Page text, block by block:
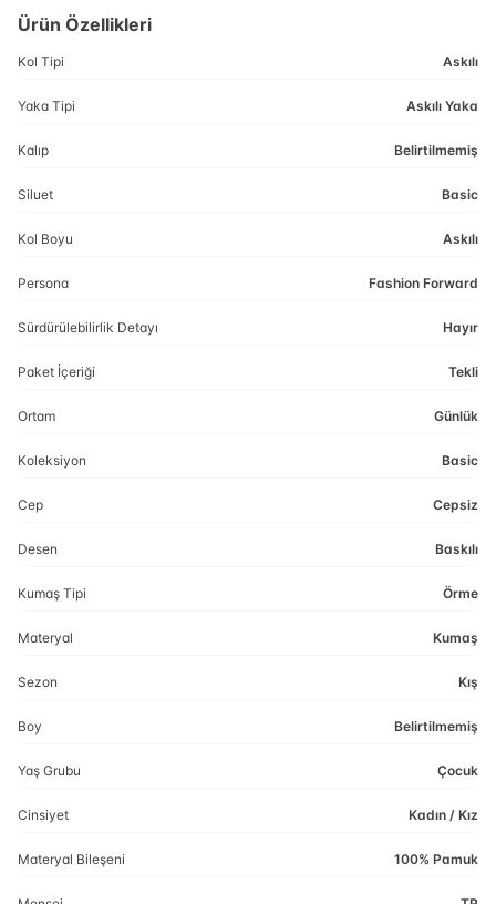
Ürün Özellikleri
Kol Tipi Askılı
Yaka Tipi Askılı Yaka
Kalıp Belirtilmemiş
Siluet Basic
Kol Boyu Askılı
Persona Fashion Forward
Sürdürülebilirlik Detayı Hayır
Paket İçeriği Tekli
Ortam Günlük
Koleksiyon Basic
Cep Cepsiz
Desen Baskılı
Kumaş Tipi Örme
Materyal Kumaş
Sezon Kış
Boy Belirtilmemiş
Yaş Grubu Çocuk
Cinsiyet Kadın / Kız
Materyal Bileşeni 100% Pamuk